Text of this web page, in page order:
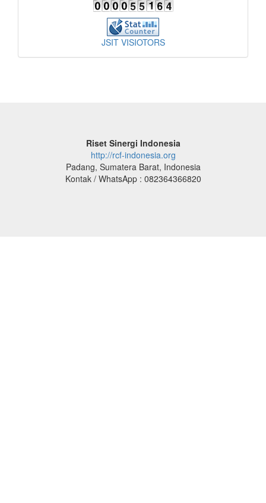
JSIT VISIOTORS
Riset Sinergi Indonesia
http://rcf-indonesia.org
Padang, Sumatera Barat, Indonesia
Kontak / WhatsApp : 082364366820